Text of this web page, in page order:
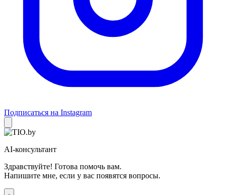
Подписаться на Instagram
AI-консультант
Здравствуйте! Готова помочь вам.
Напишите мне, если у вас появятся вопросы.